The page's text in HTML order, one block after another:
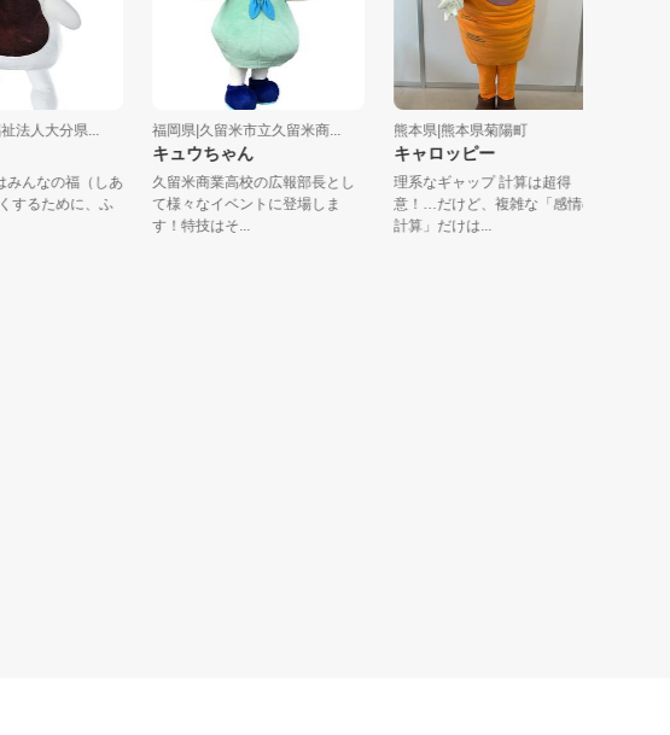
人大分県...
なの福（しあ
ために、ふ
福岡県|久留米市立久留米商...
キュウちゃん
久留米商業高校の広報部長とし
て様々なイベントに登場しま
す！特技はそ...
熊本県|熊本県菊陽町
キャロッピー
理系なギャップ 計算は超得
意！…だけど、複雑な「感情の
計算」だけは...